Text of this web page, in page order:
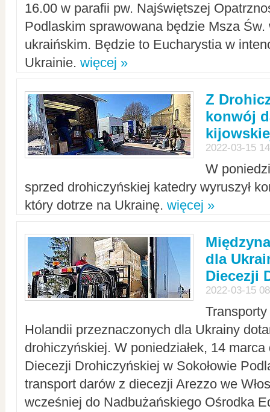
16.00 w parafii pw. Najświętszej
Podlaskim sprawowana będzie Msza Św.
ukraińskim. Będzie to Eucharystia w
Ukrainie. więcej »
Z
konwój
2022-03-15
W
sprzed drohiczyńskiej katedry wyruszył
który dotrze na Ukrainę. więcej »
dla
Diecezji
2022-03-15
Holandii przeznaczonych dla Ukrainy
drohiczyńskiej. W poniedziałek, 14
Diecezji Drohiczyńskiej w Sokołowie
transport darów z diecezji Arezzo we
wcześniej do Nadbużańskiego Ośrodka